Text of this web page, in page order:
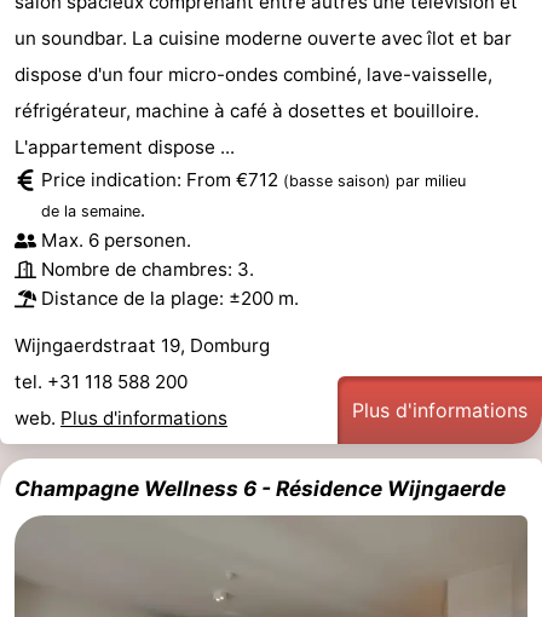
Mantelingen
Zoutelande
-
Nature
Walcherse
bos
Dishoek
-
Vlissingen
Middelburg
Zeeuws-
Vlaanderen
-
Nieuwvliet
-
Sluis
-
Cadzand
-
Nature
Météo
un soundbar. La cuisine moderne ouverte avec îlot et bar
dispose d'un four micro-ondes combiné, lave-vaisselle,
réfrigérateur, machine à café à dosettes et bouilloire.
L'appartement dispose ...
Price indication: From €712 (basse saison) par milieu
de la semaine.
Max. 6 personen.
Nombre de chambres: 3.
Distance de la plage: ±200 m.
Wijngaerdstraat 19, Domburg
tel. +31 118 588 200
web. Plus d'informations Plus d'informations
Champagne Wellness 6 - Résidence Wijngaerde